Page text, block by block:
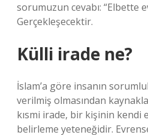
sorumuzun cevabı: “Elbette
Gerçekleşecektir.
Külli irade ne?
İslam’a göre insanın
verilmiş olmasından
kısmi irade, bir kişinin kendi
belirleme yeteneğidir.